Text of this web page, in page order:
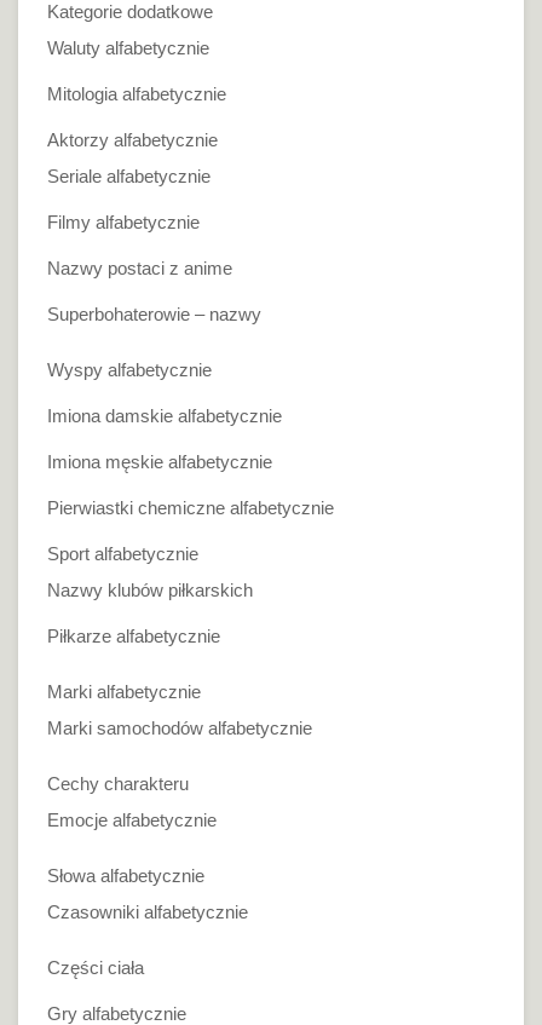
Kategorie dodatkowe
Waluty alfabetycznie
Mitologia alfabetycznie
Aktorzy alfabetycznie
Seriale alfabetycznie
Filmy alfabetycznie
Nazwy postaci z anime
Superbohaterowie – nazwy
Wyspy alfabetycznie
Imiona damskie alfabetycznie
Imiona męskie alfabetycznie
Pierwiastki chemiczne alfabetycznie
Sport alfabetycznie
Nazwy klubów piłkarskich
Piłkarze alfabetycznie
Marki alfabetycznie
Marki samochodów alfabetycznie
Cechy charakteru
Emocje alfabetycznie
Słowa alfabetycznie
Czasowniki alfabetycznie
Części ciała
Gry alfabetycznie